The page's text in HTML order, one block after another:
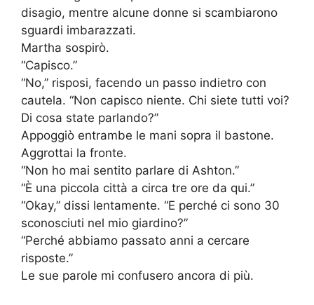
disagio, mentre alcune donne si scambiarono
sguardi imbarazzati.
Martha sospirò.
“Capisco.”
“No,” risposi, facendo un passo indietro con
cautela. “Non capisco niente. Chi siete tutti voi?
Di cosa state parlando?”
Appoggiò entrambe le mani sopra il bastone.
Aggrottai la fronte.
“Non ho mai sentito parlare di Ashton.”
“È una piccola città a circa tre ore da qui.”
“Okay,” dissi lentamente. “E perché ci sono 30
sconosciuti nel mio giardino?”
“Perché abbiamo passato anni a cercare
risposte.”
Le sue parole mi confusero ancora di più.